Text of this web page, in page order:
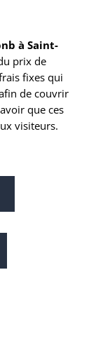
à Saint-
prix de
fixes qui
de couvrir
que ces
visiteurs.